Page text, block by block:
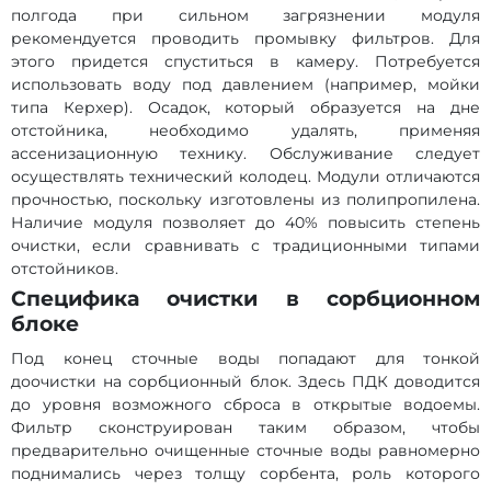
полгода при сильном загрязнении модуля
рекомендуется проводить промывку фильтров. Для
этого придется спуститься в камеру. Потребуется
использовать воду под давлением (например, мойки
типа Керхер). Осадок, который образуется на дне
отстойника, необходимо удалять, применяя
ассенизационную технику. Обслуживание следует
осуществлять технический колодец. Модули отличаются
прочностью, поскольку изготовлены из полипропилена.
Наличие модуля позволяет до 40% повысить степень
очистки, если сравнивать с традиционными типами
отстойников.
Специфика очистки в сорбционном
блоке
Под конец сточные воды попадают для тонкой
доочистки на сорбционный блок. Здесь ПДК доводится
до уровня возможного сброса в открытые водоемы.
Фильтр сконструирован таким образом, чтобы
предварительно очищенные сточные воды равномерно
поднимались через толщу сорбента, роль которого